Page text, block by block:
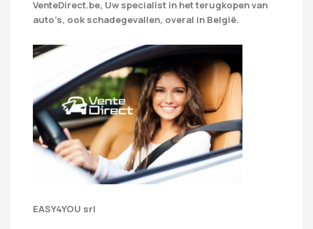
VenteDirect.be, Uw specialist in het terugkopen van
auto’s, ook schadegevallen, overal in België.
EASY4YOU srl